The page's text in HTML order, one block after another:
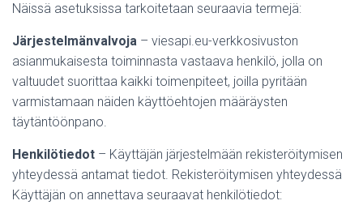
Näissä asetuksissa tarkoitetaan seuraavia termejä:
Järjestelmänvalvoja – viesapi.eu-verkkosivuston
asianmukaisesta toiminnasta vastaava henkilö, jolla on
valtuudet suorittaa kaikki toimenpiteet, joilla pyritään
varmistamaan näiden käyttöehtojen määräysten
täytäntöönpano.
Henkilötiedot – Käyttäjän järjestelmään rekisteröitymisen
yhteydessä antamat tiedot. Rekisteröitymisen yhteydessä
Käyttäjän on annettava seuraavat henkilötiedot: